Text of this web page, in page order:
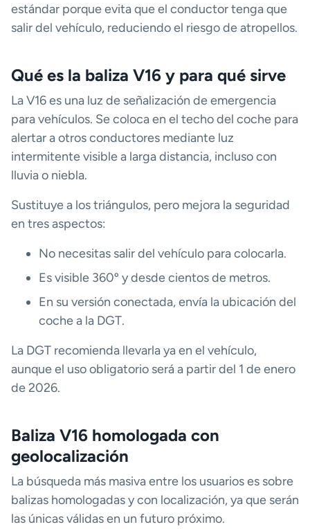
estándar porque evita que el conductor tenga que
salir del vehículo, reduciendo el riesgo de atropellos.
Qué es la baliza V16 y para qué sirve
La V16 es una luz de señalización de emergencia
para vehículos. Se coloca en el techo del coche para
alertar a otros conductores mediante luz
intermitente visible a larga distancia, incluso con
lluvia o niebla.
Sustituye a los triángulos, pero mejora la seguridad
en tres aspectos:
No necesitas salir del vehículo para colocarla.
Es visible 360º y desde cientos de metros.
En su versión conectada, envía la ubicación del
coche a la DGT.
La DGT recomienda llevarla ya en el vehículo,
aunque el uso obligatorio será a partir del 1 de enero
de 2026.
Baliza V16 homologada con
geolocalización
La búsqueda más masiva entre los usuarios es sobre
balizas homologadas y con localización, ya que serán
las únicas válidas en un futuro próximo.